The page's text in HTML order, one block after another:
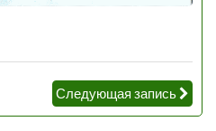
Следующая запись